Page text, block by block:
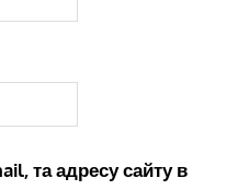
та адресу сайту в